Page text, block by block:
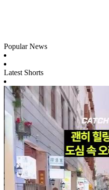
Popular News
Latest Shorts